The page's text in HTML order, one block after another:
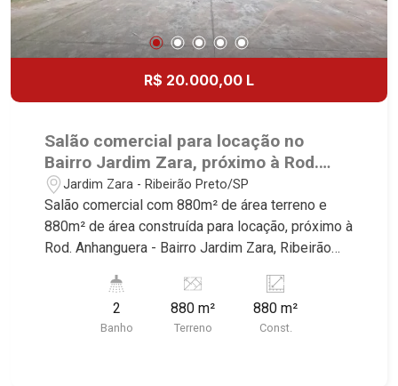
R$ 20.000,00 L
Salão comercial para locação no
Bairro Jardim Zara, próximo à Rod.
Anhanguera - Ribeirão Preto/SP.
Jardim Zara - Ribeirão Preto/SP
Salão comercial com 880m² de área terreno e
880m² de área construída para locação, próximo à
Rod. Anhanguera - Bairro Jardim Zara, Ribeirão
imóvel que a Martinelli Imobiliária selecionou
área construída - Sala de espera - 3 salas - WC
2
Banho
880 m²
Terreno
880 m²
Const.